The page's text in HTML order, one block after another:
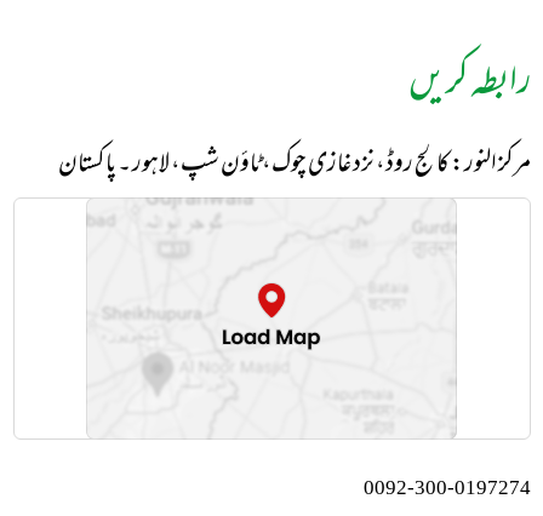
رابطہ کریں
مرکز النور: کالج روڈ، نزد غازی چوک، ٹاؤن شپ، لاہور ۔ پاکستان
0092-300-0197274